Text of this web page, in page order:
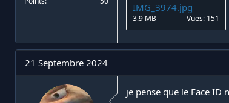
s
s
IMG_3974.jpg
3.9 MB Vues: 151
21 Septembre 2024
je pense que le Face ID